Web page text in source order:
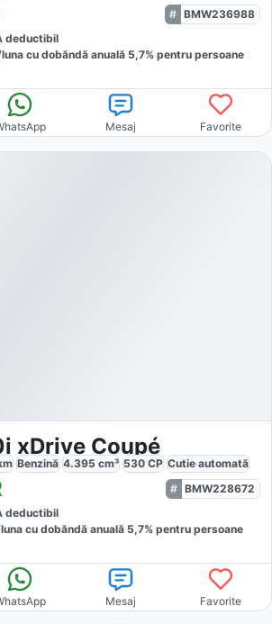
BMW236988
deductibil
lunacu dobăndă anuală 5,7% pentru persoane
Mesaj Favorite
xDrive Coupé
Benzină 4.395 cm³ 530 CP Cutie automată
BMW228672
deductibil
cu dobăndă anuală 5,7% pentru persoane
Mesaj Favorite